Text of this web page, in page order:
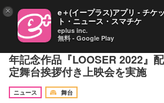
TEAM NACSが結成の地・札幌
年記念作品『LOOSER 2022』
定舞台挨拶付き上映会を実施
ニュース
舞台
× e＋(イープラス)アプリ - チケッ
ト・ニュース・スマチケ
eplus inc.
無料 - Google Play